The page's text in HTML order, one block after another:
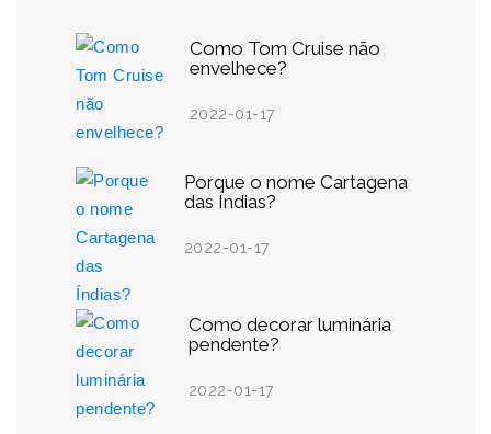
Como Tom Cruise não
envelhece?
2022-01-17
Porque o nome Cartagena
das Índias?
2022-01-17
Como decorar luminária
pendente?
2022-01-17